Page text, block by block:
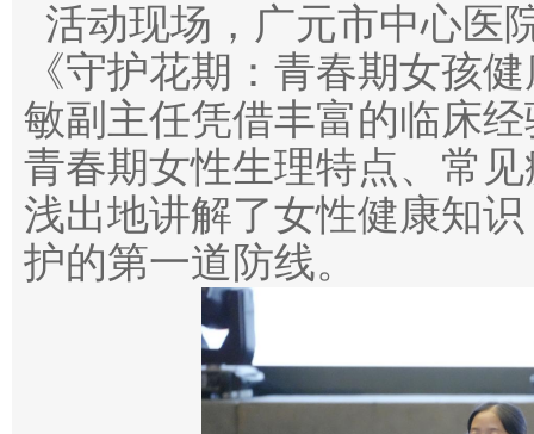
活动现场，广元市中心医
《守护花期：青春期女孩
敏副主任凭借丰富的临床
青春期女性生理特点、常
浅出地讲解了女性健康知
护的第一道防线。